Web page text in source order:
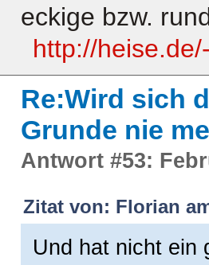
eckige bzw.
http://
Re:Wird sich
Grunde nie
Antwort #53:
Zitat von: Florian
Und hat nicht ein